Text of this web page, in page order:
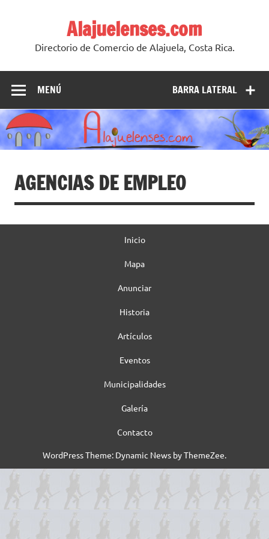
Alajuelenses.com
Directorio de Comercio de Alajuela, Costa Rica.
BARRA LATERAL
MENÚ
AGENCIAS DE EMPLEO
Inicio
Mapa
Anunciar
Historia
Artículos
Eventos
Municipalidades
Galería
Contacto
WordPress Theme: Dynamic News by ThemeZee.